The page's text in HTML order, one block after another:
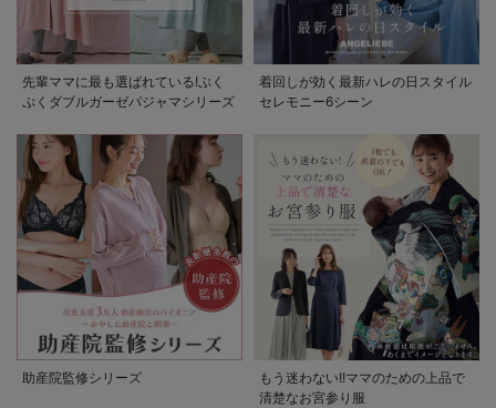
先輩ママに最も選ばれている!ぷく
ぷくダブルガーゼパジャマシリーズ
着回しが効く最新ハレの日スタイル
セレモニー6シーン
助産院監修シリーズ
もう迷わない!!ママのための上品で
清楚なお宮参り服